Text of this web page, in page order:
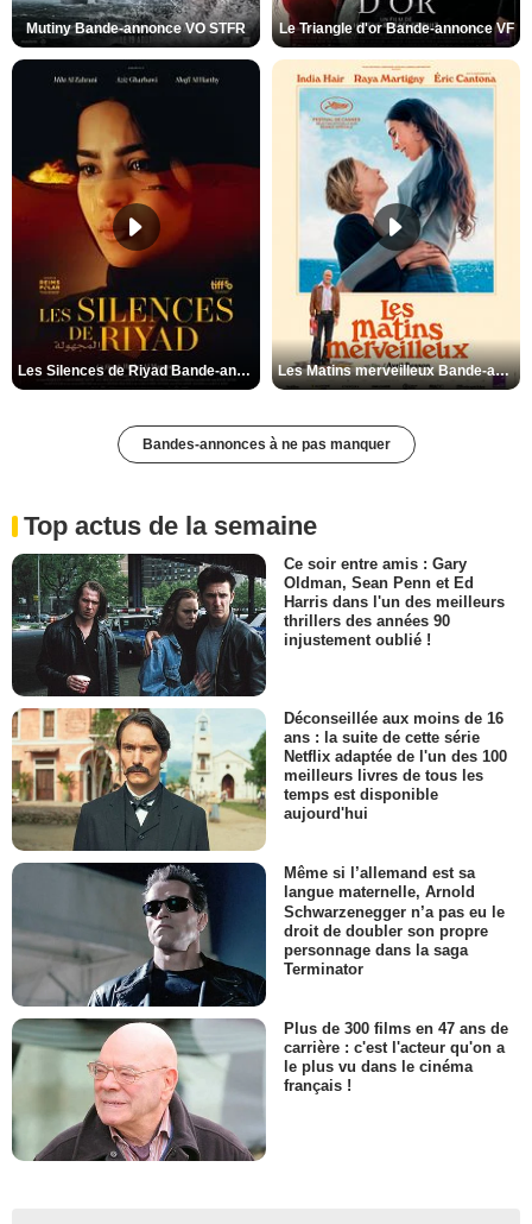
Mutiny Bande-annonce VO STFR Le Triangle d'or Bande-annonce VF
Les Silences de Riyad Bande-annonce VO STFR Les Matins merveilleux Bande-annonce VF
Bandes-annonces à ne pas manquer
Top actus de la semaine
Ce soir entre amis : Gary
Oldman, Sean Penn et Ed
Harris dans l'un des meilleurs
thrillers des années 90
injustement oublié !
Déconseillée aux moins de 16
ans : la suite de cette série
Netflix adaptée de l'un des 100
meilleurs livres de tous les
temps est disponible
aujourd'hui
Même si l’allemand est sa
langue maternelle, Arnold
Schwarzenegger n’a pas eu le
droit de doubler son propre
personnage dans la saga
Terminator
Plus de 300 films en 47 ans de
carrière : c'est l'acteur qu'on a
le plus vu dans le cinéma
français !